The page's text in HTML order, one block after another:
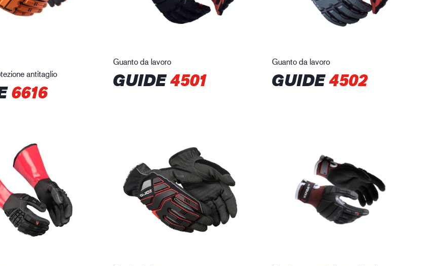
antitaglio
6616
Guanto da lavoro
GUIDE4501
Guanto da lavoro
GUIDE4502